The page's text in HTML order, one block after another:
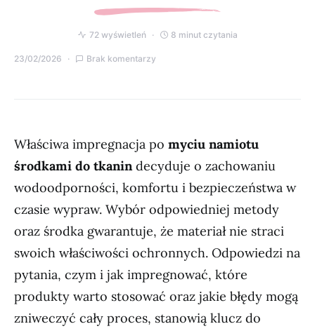
72 wyświetleń 8 minut czytania
23/02/2026 Brak komentarzy
Właściwa impregnacja po myciu namiotu
środkami do tkanindecyduje o zachowaniu
wodoodporności, komfortu i bezpieczeństwa w
czasie wypraw. Wybór odpowiedniej metody
oraz środka gwarantuje, że materiał nie straci
swoich właściwości ochronnych. Odpowiedzi na
pytania, czym i jak impregnować, które
produkty warto stosować oraz jakie błędy mogą
zniweczyć cały proces, stanowią klucz do